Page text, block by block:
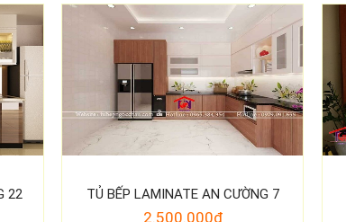
22 TỦ BẾP LAMINATE AN CƯỜNG 7
2.500.000₫